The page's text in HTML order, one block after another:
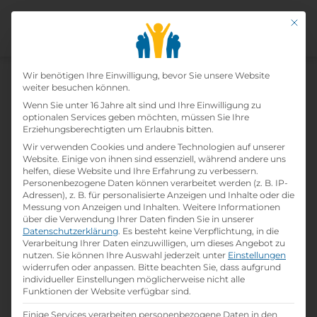
Was sind zeitversetzte
Videointerviews?
calendar_month30. November 2016folder Bewerbung,Lehrstelle
personLehrlingsportal.at
Mit
Datenschutz-
Wir benötigen Ihre Einwilligung, bevor Sie unsere Website
weiter besuchen können.
Wenn Sie unter 16 Jahre alt sind und Ihre Einwilligung zu
optionalen Services geben möchten, müssen Sie Ihre
Erziehungsberechtigten um Erlaubnis bitten.
Wir verwenden Cookies und andere Technologien auf unserer
Website. Einige von ihnen sind essenziell, während andere uns
helfen, diese Website und Ihre Erfahrung zu verbessern.
Personenbezogene Daten können verarbeitet werden (z. B. IP-
Adressen), z. B. für personalisierte Anzeigen und Inhalte oder die
Messung von Anzeigen und Inhalten. Weitere Informationen
über die Verwendung Ihrer Daten finden Sie in unserer
Datenschutzerklärung. Es besteht keine Verpflichtung, in die
Verarbeitung Ihrer Daten einzuwilligen, um dieses Angebot zu
nutzen. Sie können Ihre Auswahl jederzeit unter Einstellungen
widerrufen oder anpassen. Bitte beachten Sie, dass aufgrund
individueller Einstellungen möglicherweise nicht alle
Funktionen der Website verfügbar sind.
Einige Services verarbeiten personenbezogene Daten in den